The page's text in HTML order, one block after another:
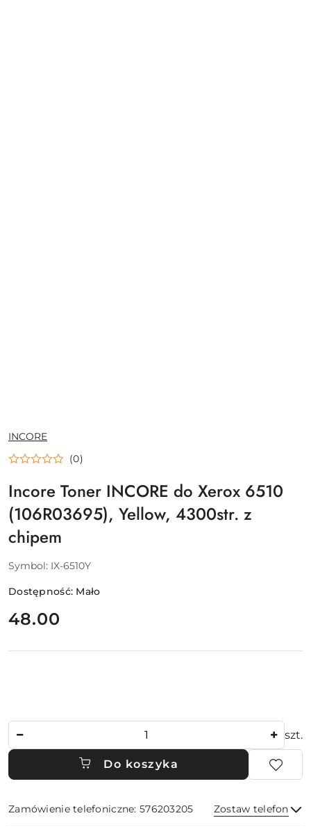
NAZWA
PRODUCENTA:
INCORE
(0)
Incore Toner INCORE do Xerox 6510
(106R03695), Yellow, 4300str. z
chipem
Symbol: IX-6510Y
Dostępność: Mało
cena:
48.00
szt.
Do koszyka
Zamówienie telefoniczne: 576203205 Zostaw telefon